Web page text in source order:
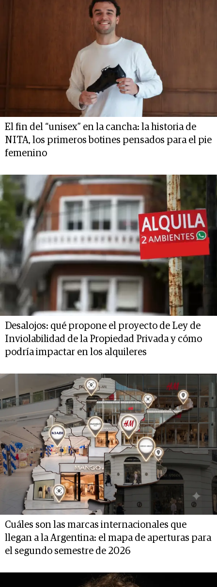
El fin del “unisex” en la cancha: la historia de
NITA, los primeros botines pensados para el pie
femenino
Desalojos: qué propone el proyecto de Ley de
Inviolabilidad de la Propiedad Privada y cómo
podría impactar en los alquileres
Cuáles son las marcas internacionales que
llegan a la Argentina: el mapa de aperturas para
el segundo semestre de 2026